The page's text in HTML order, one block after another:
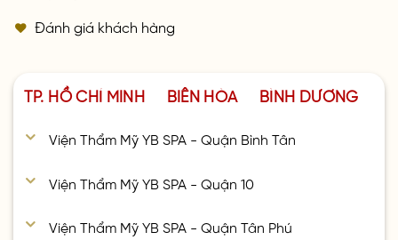
Đánh giá khách hàng
TP. HỒ CHÍ MINH BIÊN HÒA BÌNH DƯƠNG
Viện Thẩm Mỹ YB SPA - Quận Bình Tân
Viện Thẩm Mỹ YB SPA - Quận 10
Viện Thẩm Mỹ YB SPA - Quận Tân Phú